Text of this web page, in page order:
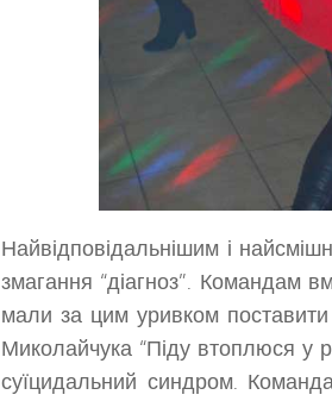
Найвідповідальнішим і
змагання “діагноз”. Командам
мали за цим уривком поставити
Миколайчука “Піду втоплюся у
суїцидальний синдром.